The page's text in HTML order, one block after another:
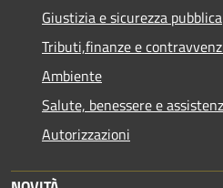
Giustizia e sicurezza pubblica
Tributi,finanze e
Ambiente
Salute, benessere e
Autorizzazioni